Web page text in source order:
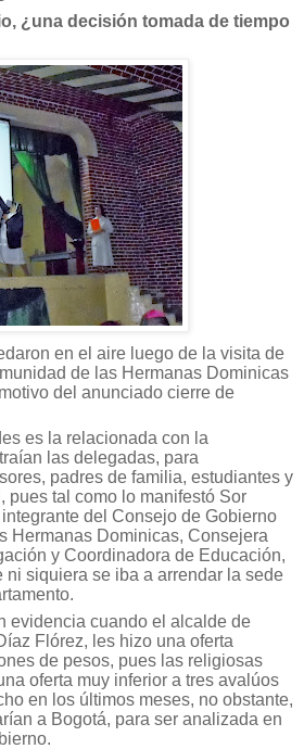
¿una decisión tomada de tiempo
en el aire luego de la visita de
de las Hermanas Dominicas
del anunciado cierre de
es la relacionada con la
las delegadas, para
padres de familia, estudiantes y
pues tal como lo manifestó Sor
del Consejo de Gobierno
Hermanas Dominicas, Consejera
y Coordinadora de Educación,
ni siquiera se iba a arrendar la sede
evidencia cuando el alcalde de
Flórez, les hizo una oferta
de pesos, pues las religiosas
oferta muy inferior a tres avalúos
en los últimos meses, no obstante,
a Bogotá, para ser analizada en